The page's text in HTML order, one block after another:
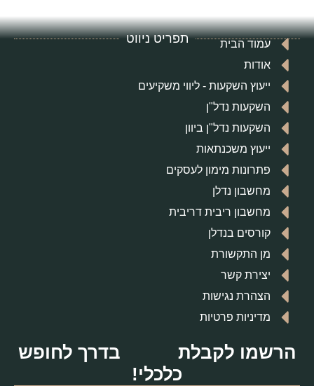
תפריט ניווט
עמוד הבית
אודות
ייעוץ השקעות - ליווי משקיעים
השקעות נדל"ן
השקעות נדל"ן ביוון
ייעוץ משכנתאות
פתרונות מימון לעסקים
מחשבון נדלן
מחשבון ריבית דריבית
קורסים בנדלן
מן התקשורת
יצירת קשר
הצהרת נגישות
מדיניות פרטיות
הרשמו לקבלת
בדרך לחופש
כלכלי!